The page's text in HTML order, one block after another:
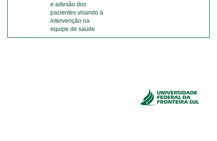
e adesão dos
pacientes visando à
intervenção na
equipe de saúde